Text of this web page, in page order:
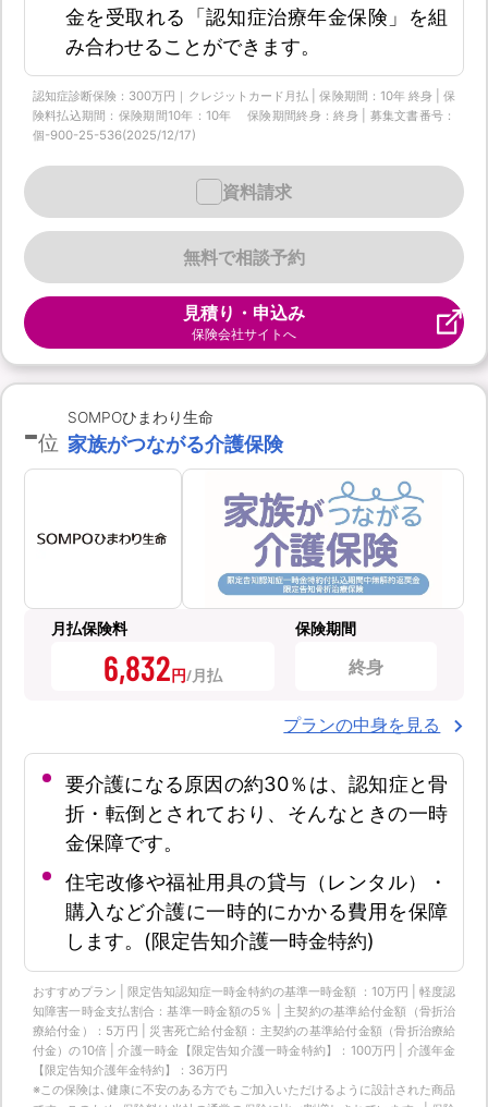
金を受取れる「認知症治療年金保険」を組
み合わせることができます。
認知症診断保険：300万円｜クレジットカード月払 | 保険期間：10年 終身 | 保
険料払込期間：保険期間10年：10年 保険期間終身：終身 | 募集文書番号：
個-900-25-536(2025/12/17)
無料で相談予約
資料請求
見積り・申込み
保険会社サイトへ
-位
SOMPOひまわり生命
家族がつながる介護保険
月払保険料
6,832円
保険期間
終身
プランの中身を見る
要介護になる原因の約30％は、認知症と骨
折・転倒とされており、そんなときの一時
金保障です。
住宅改修や福祉用具の貸与（レンタル）・
購入など介護に一時的にかかる費用を保障
します。(限定告知介護一時金特約)
おすすめプラン | 限定告知認知症一時金特約の基準一時金額 ：10万円 | 軽度認
知障害一時金支払割合：基準一時金額の5％ | 主契約の基準給付金額（骨折治
療給付金）：5万円 | 災害死亡給付金額：主契約の基準給付金額（骨折治療給
付金）の10倍 | 介護一時金【限定告知介護一時金特約】：100万円 | 介護年金
【限定告知介護年金特約】：36万円
※この保険は､健康に不安のある方でもご加入いただけるように設計された商品